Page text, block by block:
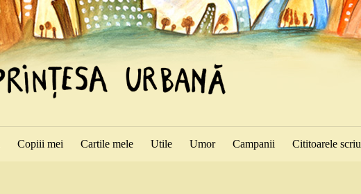
Copiii mei Cartile mele Utile Umor Campanii Cititoarele scriu